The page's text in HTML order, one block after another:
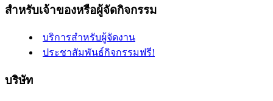
สำหรับเจ้าของหรือผู้จัดกิจกรรม
บริการสำหรับผู้จัดงาน
ประชาสัมพันธ์กิจกรรมฟรี!
บริษัท